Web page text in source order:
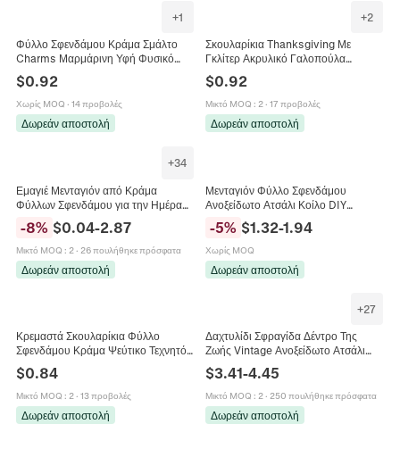
+1
Φύλλο Σφενδάμου Κράμα Σμάλτο
Charms Μαρμάρινη Υφή Φυσικό
Στυλ DIY Κοσμήματα Κατασκευή
Εξαρτημάτων για Κολιέ Βραχιόλι
Σκουλαρίκια
$0.92
Χωρίς MOQ · 14 προβολές
Δωρεάν αποστολή
+2
Σκουλαρίκια Thanksgiving Με
Γκλίτερ Ακρυλικό Γαλοπούλα
Κολοκύθα Φύλλο Σφενδάμου
Κοσμήματα Γυναικεία
$0.92
Μικτό MOQ : 2· 17 προβολές
Δωρεάν αποστολή
+34
Εμαγιέ Μενταγιόν από Κράμα
Φύλλων Σφενδάμου για την Ημέρα
Φύλλο DIY Κατασκευή Κοσμημάτων
Βραχιόλι Κολιέ Διακοσμητικό
-8% $0.04-2.87
Μικτό MOQ : 2· 26 πουλήθηκε πρόσφατα
Δωρεάν αποστολή
Μενταγιόν Φύλλο Σφενδάμου
Ανοξείδωτο Ατσάλι Κοίλο DIY
Μινιμαλιστική Μόδα Κολιέ
Σκουλαρίκια
-5% $1.32-1.94
Χωρίς MOQ
Δωρεάν αποστολή
Κρεμαστά Σκουλαρίκια Φύλλο
Σφενδάμου Κράμα Ψεύτικο Τεχνητό
Μαργαριτάρι Ευχαριστιών
Φθινόπωρο Χρυσό Και Ασημί Τόνο
Για Γυναίκες
$0.84
Μικτό MOQ : 2· 13 προβολές
Δωρεάν αποστολή
+27
Δαχτυλίδι Σφραγίδα Δέντρο Της
Ζωής Vintage Ανοξείδωτο Ατσάλι
316 Σχέδιο Φύλλο Σφενδάμου Ρετρό
Πανκ Κόσμημα Για Άνδρες
$3.41-4.45
Μικτό MOQ : 2· 250 πουλήθηκε πρόσφατα
Δωρεάν αποστολή